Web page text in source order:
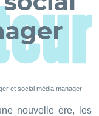
et social média manager
nouvelle ère, les